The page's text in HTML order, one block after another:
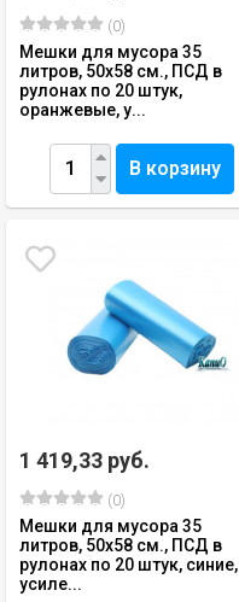
(0)
Мешки для мусора 35
литров, 50х58 см., ПСД в
рулонах по 20 штук,
оранжевые, у...
В корзину
1 419,33 руб.
(0)
Мешки для мусора 35
литров, 50х58 см., ПСД в
рулонах по 20 штук, синие,
усиле...